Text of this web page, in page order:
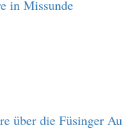
in Missunde
über die Füsinger Au